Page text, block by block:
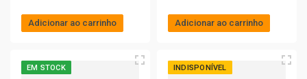
Adicionar ao carrinho Adicionar ao carrinho
EM STOCK INDISPONÍVEL